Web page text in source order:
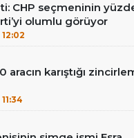
CHP seçmeninin
olumlu görüyor
12:02
aracın karıştığı
11:34